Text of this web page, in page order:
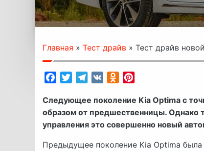
Главная » Тест драйв » Тест драйв
FacebookTwitterTelegram
VK Odnoklassniki
Следующее поколение Kia Optima с
образом от предшественницы. Однако
управления это совершенно новый
Предыдущее поколение Kia Optima была